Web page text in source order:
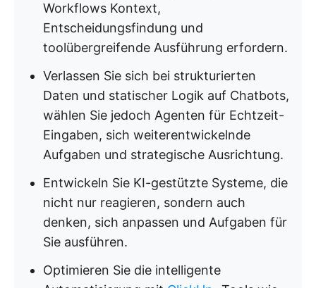
Workflows Kontext,
Entscheidungsfindung und
toolübergreifende Ausführung erfordern.
Verlassen Sie sich bei strukturierten
Daten und statischer Logik auf Chatbots,
wählen Sie jedoch Agenten für Echtzeit-
Eingaben, sich weiterentwickelnde
Aufgaben und strategische Ausrichtung.
Entwickeln Sie KI-gestützte Systeme, die
nicht nur reagieren, sondern auch
denken, sich anpassen und Aufgaben für
Sie ausführen.
Optimieren Sie die intelligente